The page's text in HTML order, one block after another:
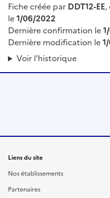
Fiche créée par DDT12-EE,
le1/06/2022
Dernière confirmation le
Dernière modification le
Voir l'historique
Liens du site
Nos établissements
Partenaires